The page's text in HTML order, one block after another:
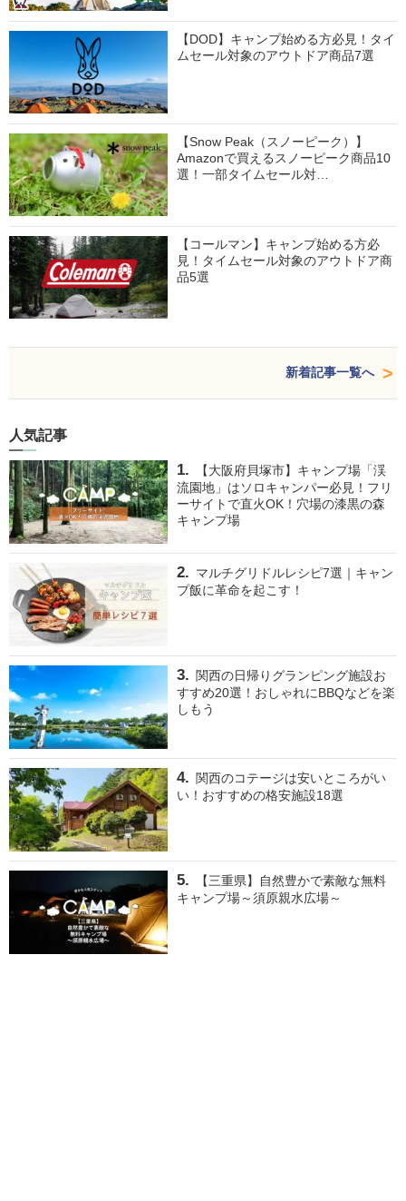
【DOD】キャンプ始める方必見！タイ
ムセール対象のアウトドア商品7選
【Snow Peak（スノーピーク）】
Amazonで買えるスノーピーク商品10
選！一部タイムセール対…
【コールマン】キャンプ始める方必
見！タイムセール対象のアウトドア商
品5選
新着記事一覧へ
人気記事
【大阪府貝塚市】キャンプ場「渓
流園地」はソロキャンパー必見！フリ
ーサイトで直火OK！穴場の漆黒の森
キャンプ場
マルチグリドルレシピ7選｜キャン
プ飯に革命を起こす！
関西の日帰りグランピング施設お
すすめ20選！おしゃれにBBQなどを楽
しもう
関西のコテージは安いところがい
い！おすすめの格安施設18選
【三重県】自然豊かで素敵な無料
キャンプ場～須原親水広場～